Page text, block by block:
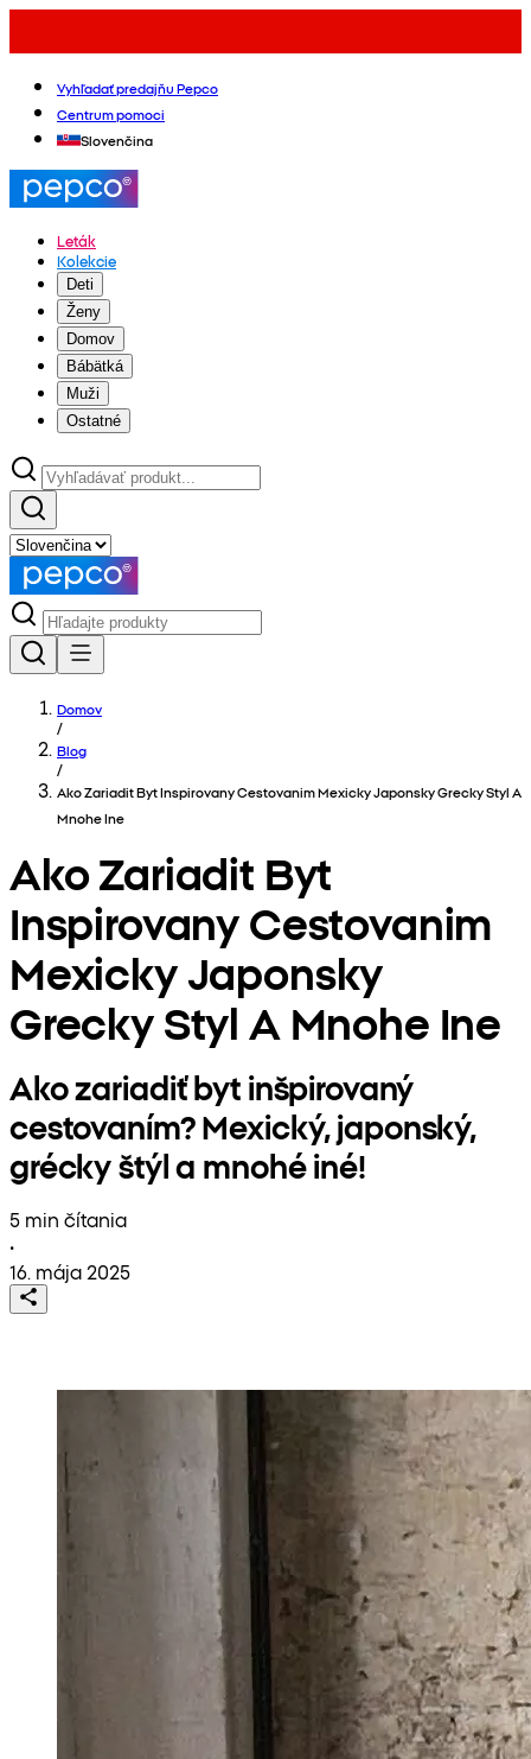
Vyhľadať predajňu Pepco
Centrum pomoci
Slovenčina
Leták
Kolekcie
Deti
Ženy
Domov
Bábätká
Muži
Ostatné
Domov
/
Blog
/
Ako Zariadit Byt Inspirovany Cestovanim Mexicky Japonsky Grecky Styl A
Mnohe Ine
Ako Zariadit Byt
Inspirovany Cestovanim
Mexicky Japonsky
Grecky Styl A Mnohe Ine
Ako zariadiť byt inšpirovaný
cestovaním? Mexický, japonský,
grécky štýl a mnohé iné!
5 min čítania
•
16. mája 2025